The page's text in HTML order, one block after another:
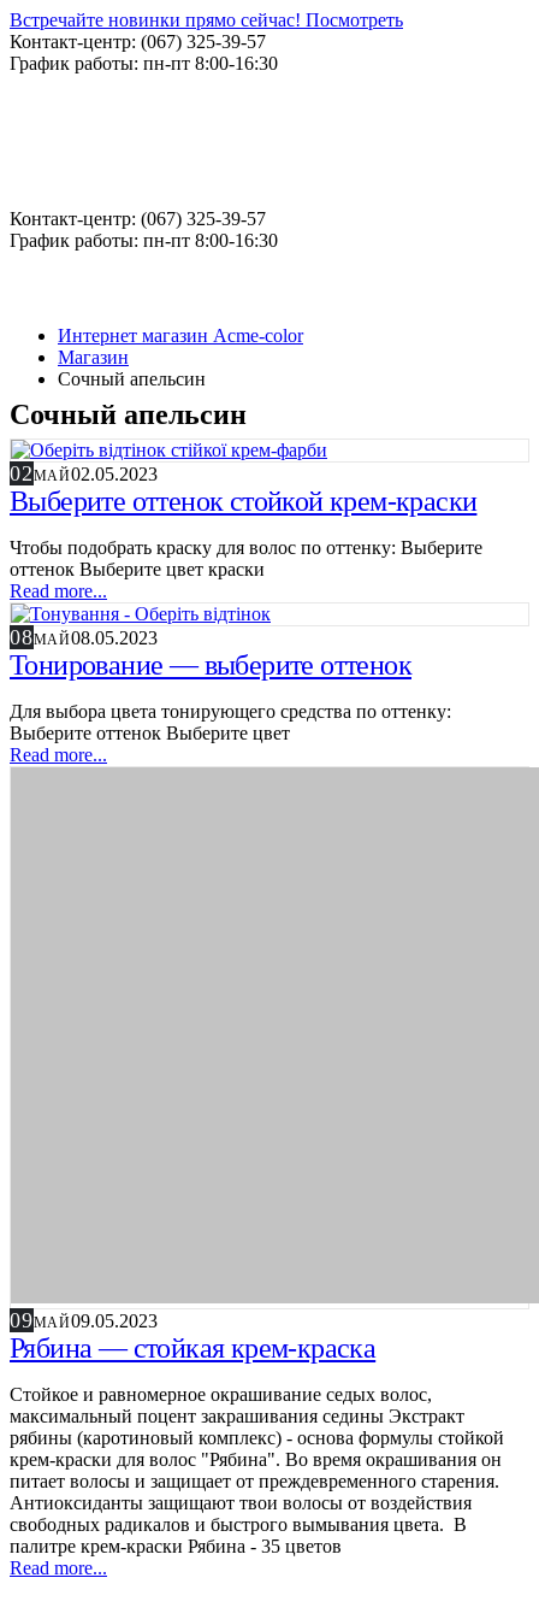
Встречайте новинки прямо сейчас! Посмотреть
Контакт-центр: (067) 325-39-57
График работы: пн-пт 8:00-16:30
Контакт-центр: (067) 325-39-57
График работы: пн-пт 8:00-16:30
Интернет магазин Acme-color
Магазин
Сочный апельсин
Сочный апельсин
02МАЙ02.05.2023
Выберите оттенок стойкой крем-краски
Чтобы подобрать краску для волос по оттенку: Выберите
оттенок Выберите цвет краски
Read more...
08МАЙ08.05.2023
Тонирование — выберите оттенок
Для выбора цвета тонирующего средства по оттенку:
Выберите оттенок Выберите цвет
Read more...
09МАЙ09.05.2023
Рябина — стойкая крем-краска
Стойкое и равномерное окрашивание седых волос,
максимальный поцент закрашивания седины Экстракт
рябины (каротиновый комплекс) - основа формулы стойкой
крем-краски для волос "Рябина". Во время окрашивания он
питает волосы и защищает от преждевременного старения.
Антиоксиданты защищают твои волосы от воздействия
свободных радикалов и быстрого вымывания цвета. В
палитре крем-краски Рябина - 35 цветов
Read more...